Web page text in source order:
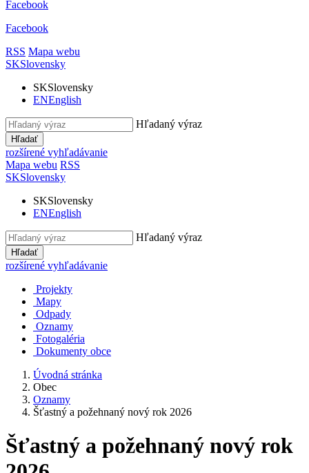
Facebook
Facebook
RSS Mapa webu
SKSlovensky
SKSlovensky
ENEnglish
Hľadaný výraz
Hľadať
rozšírené vyhľadávanie
Mapa webu RSS
SKSlovensky
SKSlovensky
ENEnglish
Hľadaný výraz
Hľadať
rozšírené vyhľadávanie
Projekty
Mapy
Odpady
Oznamy
Fotogaléria
Dokumenty obce
Úvodná stránka
Obec
Oznamy
Šťastný a požehnaný nový rok 2026
Šťastný a požehnaný nový rok